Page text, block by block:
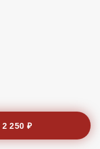
2 250 ₽